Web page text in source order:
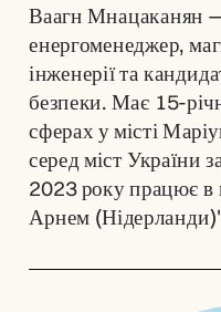
Ваагн Мнацаканян
енергоменеджер,
інженерії та
безпеки. Має 15-
сферах у місті
серед міст України
2023 року працює в
Арнем